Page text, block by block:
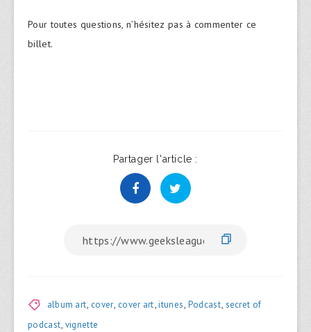
Pour toutes questions, n’hésitez pas à commenter ce
billet.
Partager l'article :
album art, cover, cover art,itunes, Podcast, secret of
podcast, vignette